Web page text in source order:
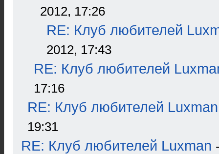
2012, 17:26
RE: Клуб любителей
2012, 17:43
RE: Клуб любителей
17:16
RE: Клуб любителей Luxman
19:31
RE: Клуб любителей Luxman